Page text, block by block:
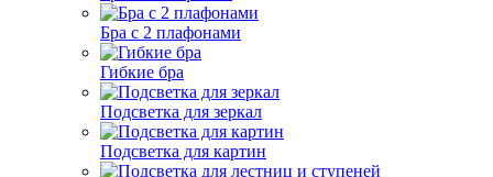
Бра с 2 плафонами
Гибкие бра
Подсветка для зеркал
Подсветка для картин